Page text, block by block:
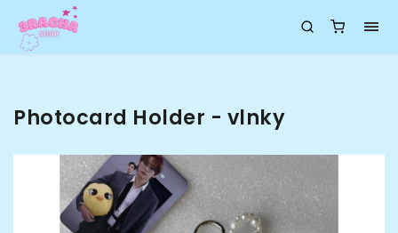
Photocard Holder - vlnky